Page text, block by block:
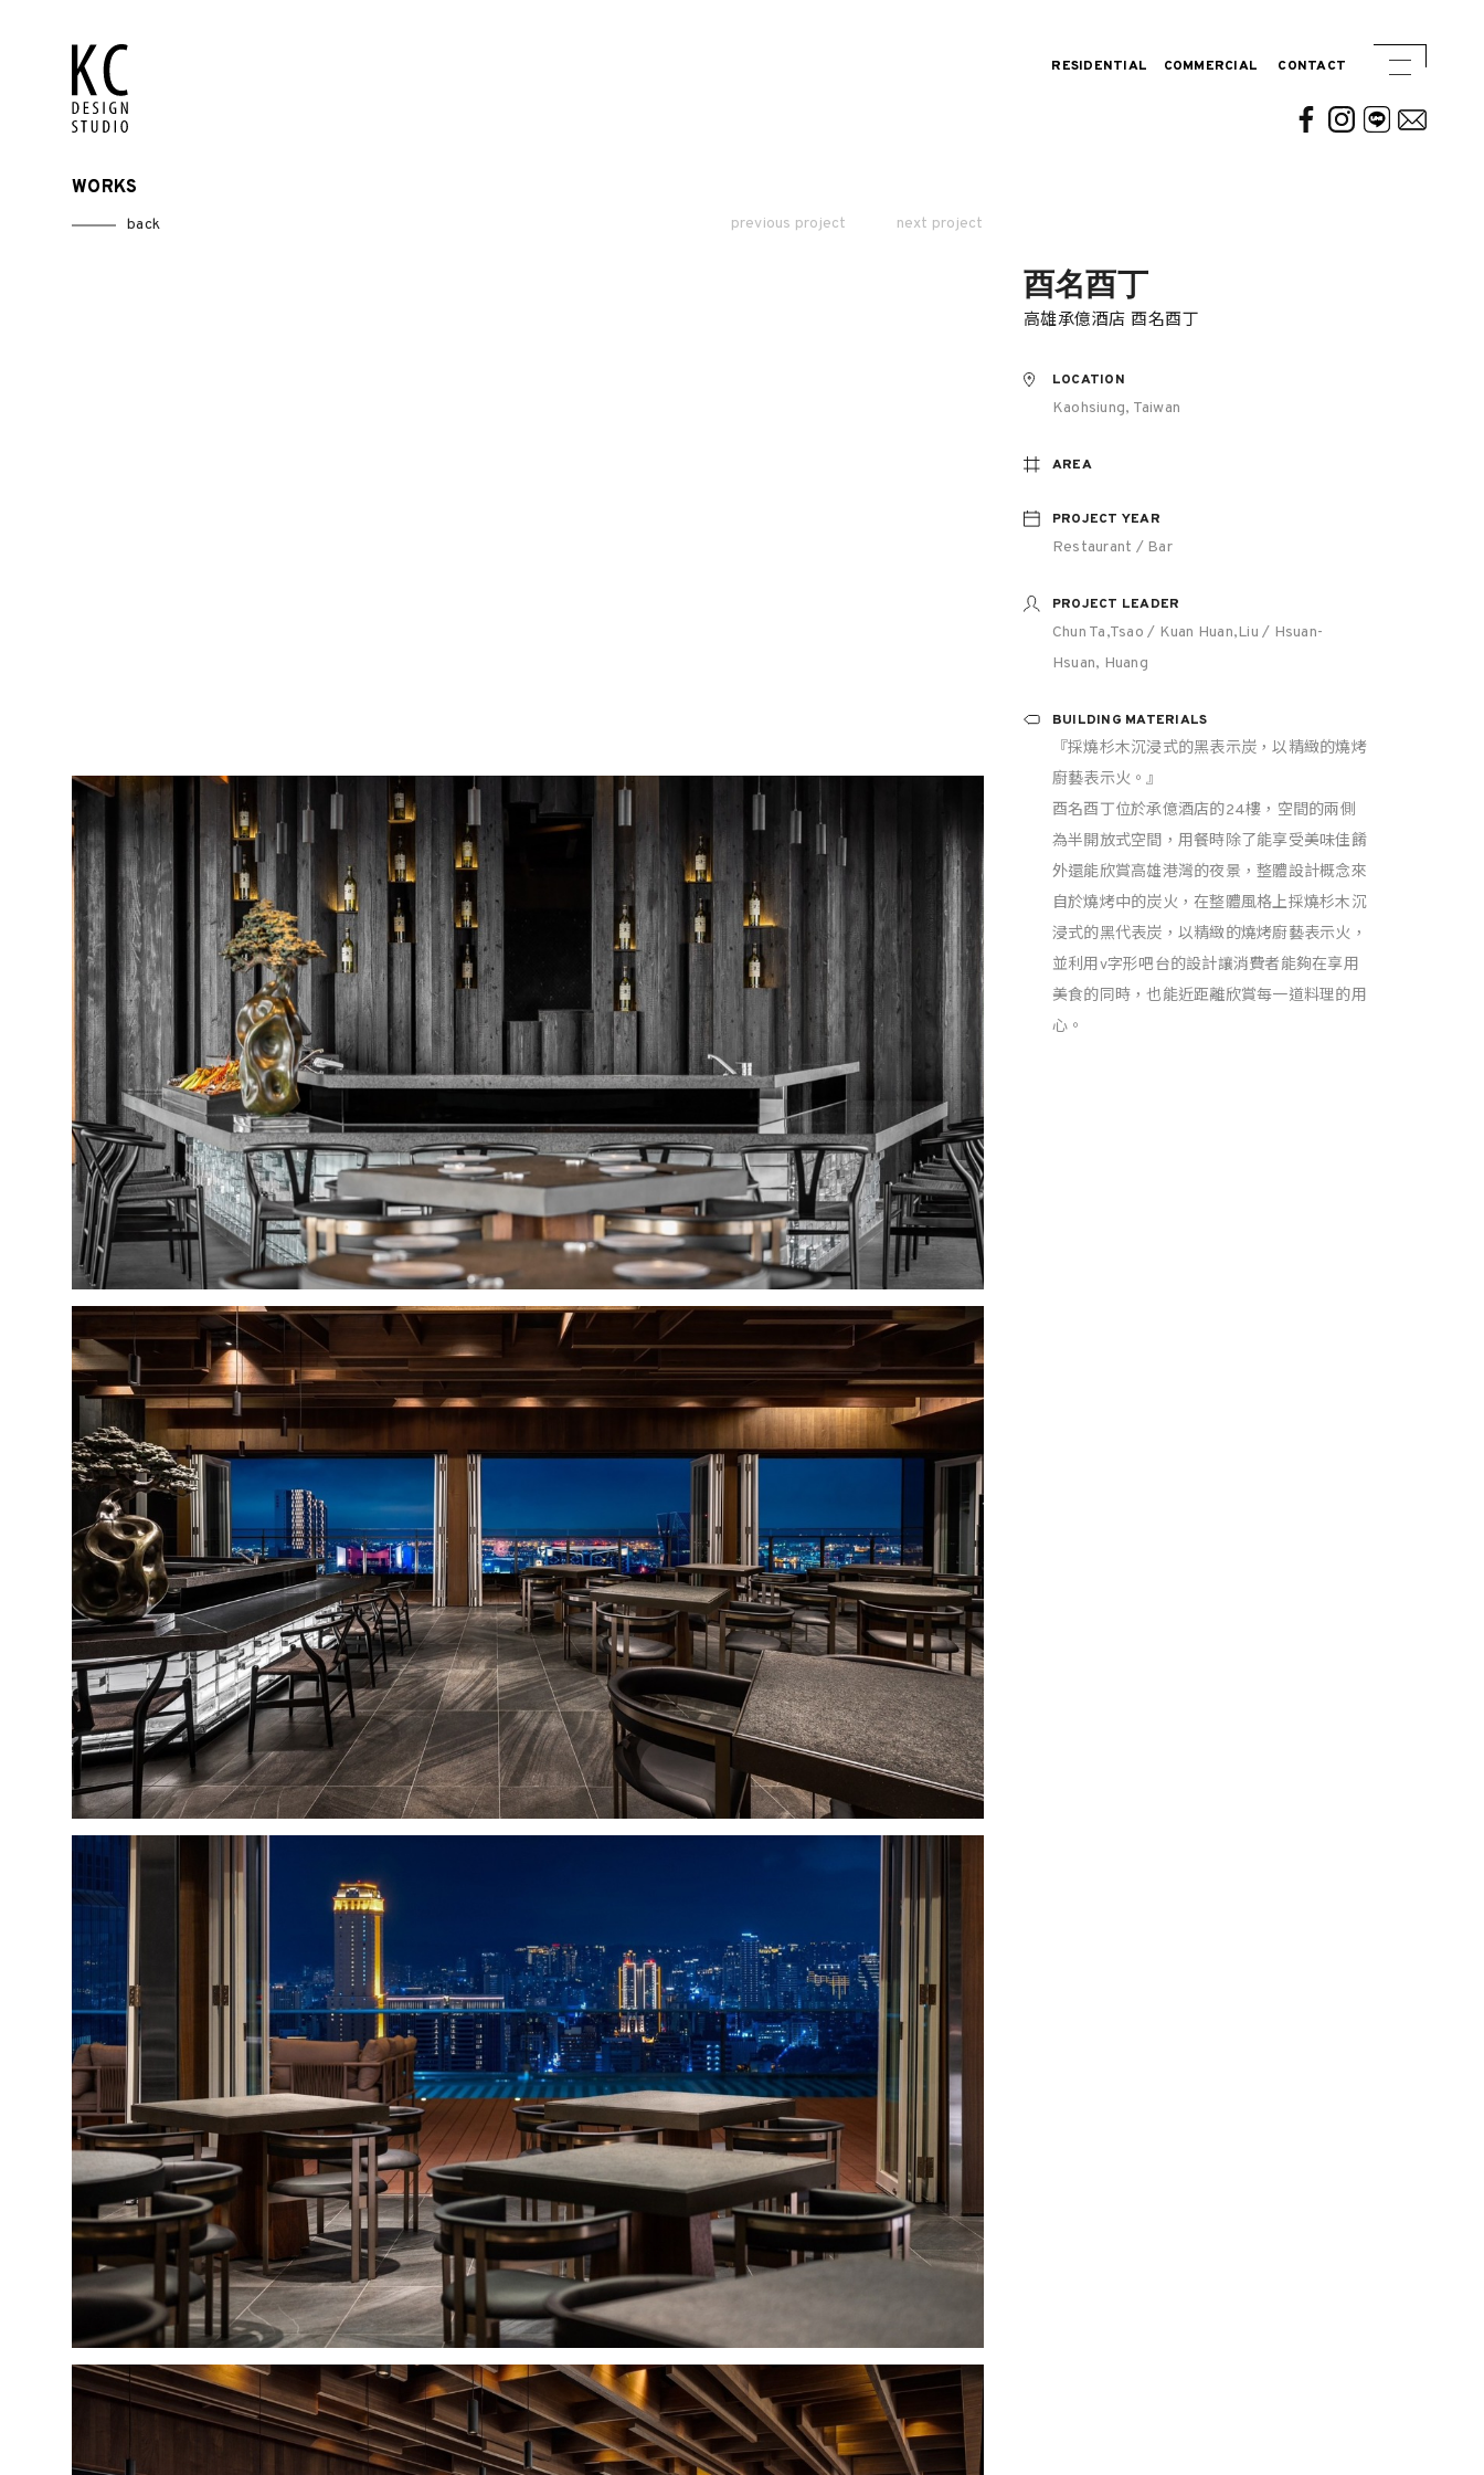
RESIDENTIAL COMMERCIAL CONTACT
WORKS
back previous project next project
酉名酉丁
高雄承億酒店 酉名酉丁
LOCATION
Kaohsiung, Taiwan
AREA
PROJECT YEAR
Restaurant / Bar
PROJECT LEADER
Chun Ta,Tsao / Kuan Huan,Liu / Hsuan-
Hsuan, Huang
BUILDING MATERIALS
『採燒杉木沉浸式的黑表示炭，以精緻的燒烤
廚藝表示火。』
酉名酉丁位於承億酒店的24樓，空間的兩側
為半開放式空間，用餐時除了能享受美味佳餚
外還能欣賞高雄港灣的夜景，整體設計概念來
自於燒烤中的炭火，在整體風格上採燒杉木沉
浸式的黑代表炭，以精緻的燒烤廚藝表示火，
並利用v字形吧台的設計讓消費者能夠在享用
美食的同時，也能近距離欣賞每一道料理的用
心。